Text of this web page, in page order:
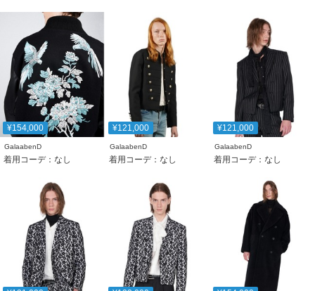
¥154,000
GalaabenD
着用コーデ：なし
¥121,000
GalaabenD
着用コーデ：なし
¥121,000
GalaabenD
着用コーデ：なし